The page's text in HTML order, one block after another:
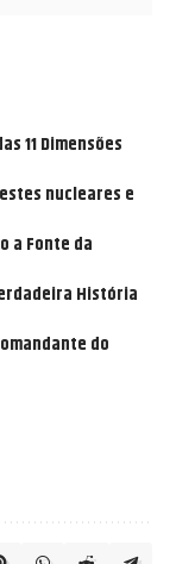
11 Dimensões
nucleares e
a Fonte da
História
do